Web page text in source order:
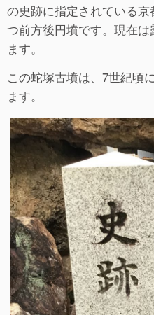
の史跡に指定されている
つ前方後円墳です。現在
ます。
この蛇塚古墳は、7世紀頃
ます。